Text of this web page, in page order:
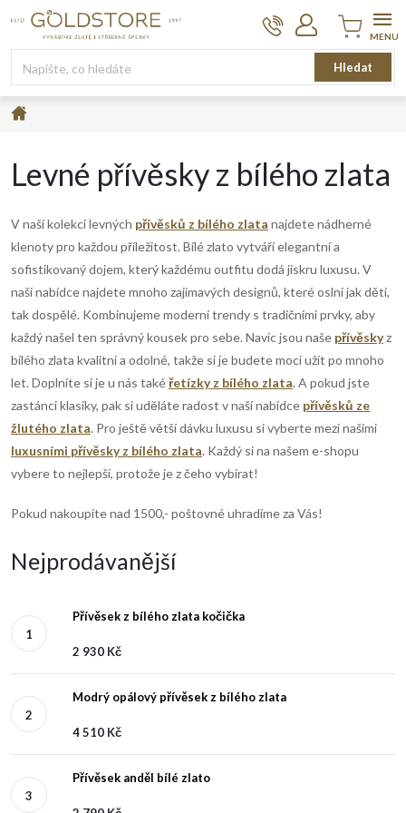
Hledat
Nákupní
košík
Levné přívěsky z bílého zlata
V naší kolekci levných přívěsků z bílého zlata najdete nádherné
klenoty pro každou příležitost. Bílé zlato vytváří elegantní a
sofistikovaný dojem, který každému outfitu dodá jiskru luxusu. V
naší nabídce najdete mnoho zajímavých designů, které oslní jak děti,
tak dospělé. Kombinujeme moderní trendy s tradičními prvky, aby
každý našel ten správný kousek pro sebe. Navíc jsou naše přívěskyz
bílého zlata kvalitní a odolné, takže si je budete moci užít po mnoho
let. Doplníte si je u nás takéřetízky z bílého zlata. A pokud jste
zastánci klasiky, pak si uděláte radost v naší nabídce přívěsků ze
žlutého zlata. Pro ještě větší dávku luxusu si vyberte mezi našimi
luxusními přívěsky z bílého zlata. Každý si na našem e-shopu
vybere to nejlepší, protože je z čeho vybírat!
Pokud nakoupíte nad 1500,- poštovné uhradíme za Vás!
Nejprodávanější
Přívěsek z bílého zlata kočička
2 930 Kč
Modrý opálový přívěsek z bílého zlata
4 510 Kč
Přívěsek anděl bílé zlato